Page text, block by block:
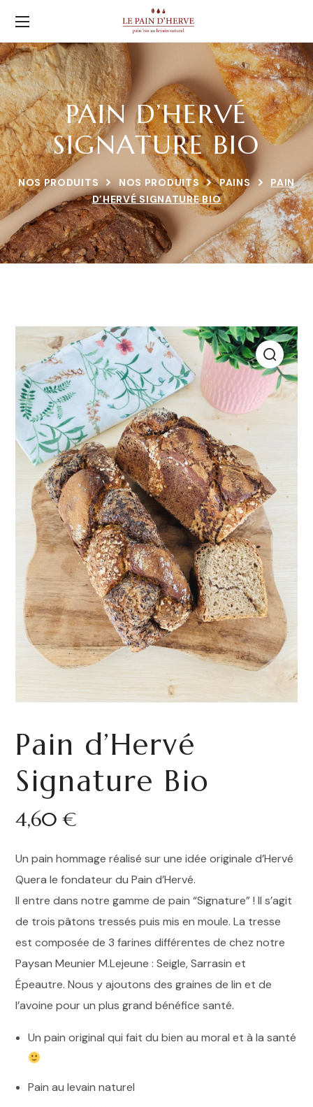
PAIN D’HERVÉ
SIGNATURE BIO
NOS PRODUITS NOS PRODUITS PAINS
PAIN
D’HERVÉ SIGNATURE BIO
Pain d’Hervé
Signature Bio
4,60€
Un pain hommage réalisé sur une idée originale d’Hervé
Quera le fondateur du Pain d’Hervé.
Il entre dans notre gamme de pain “Signature” ! Il s’agit
de trois pâtons tressés puis mis en moule. La tresse
est composée de 3 farines différentes de chez notre
Paysan Meunier M.Lejeune : Seigle, Sarrasin et
Épeautre. Nous y ajoutons des graines de lin et de
l’avoine pour un plus grand bénéfice santé.
Un pain original qui fait du bien au moral et à la santé
Pain au levain naturel